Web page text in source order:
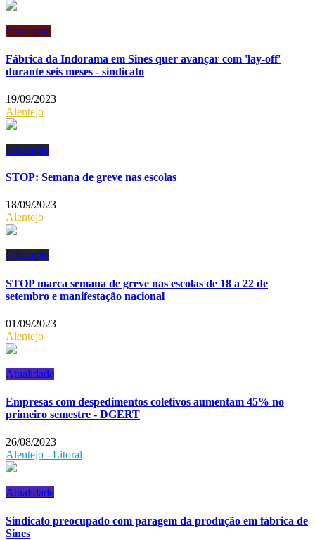
Economia
Fábrica da Indorama em Sines quer avançar com 'lay-off'
durante seis meses - sindicato
19/09/2023
Alentejo
Educação
STOP: Semana de greve nas escolas
18/09/2023
Alentejo
Educação
STOP marca semana de greve nas escolas de 18 a 22 de
setembro e manifestação nacional
01/09/2023
Alentejo
Atualidade
Empresas com despedimentos coletivos aumentam 45% no
primeiro semestre - DGERT
26/08/2023
Alentejo - Litoral
Atualidade
Sindicato preocupado com paragem da produção em fábrica de
Sines